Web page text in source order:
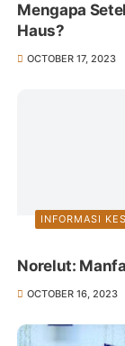
Mengapa
Haus?
OCTOBER 17, 2023
INFORMASI
Norelut:
OCTOBER 16, 2023